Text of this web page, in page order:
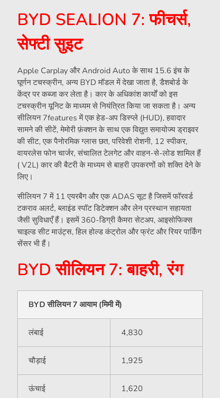
BYD SEALION 7: फीचर्स,
सेफ्टी सुइट
Apple Carplay और Android Auto के साथ 15.6 इंच के
घूर्णन टचस्क्रीन, अन्य BYD मॉडल में देखा जाता है, डैशबोर्ड के
केंद्र पर कब्जा कर लेता है। कार के अधिकांश कार्यों को इस
टचस्क्रीन यूनिट के माध्यम से नियंत्रित किया जा सकता है। अन्य
सीलियन 7features में एक हेड-अप डिस्प्ले (HUD), हवादार
सामने की सीटें, मेमोरी फ़ंक्शन के साथ एक विद्युत समायोज्य ड्राइवर
की सीट, एक पैनोरमिक ग्लास छत, परिवेशी रोशनी, 12 स्पीकर,
वायरलेस फोन चार्जर, संचालित टेलगेट और वाहन-से-लोड शामिल हैं
( V2L) कार की बैटरी के माध्यम से बाहरी उपकरणों को शक्ति देने के
लिए।
सीलियन 7 में 11 एयरबैग और एक ADAS सूट है जिसमें फॉरवर्ड
टकराव अलर्ट, ब्लाइंड स्पॉट डिटेक्शन और लेन प्रस्थान सहायता
जैसी सुविधाएँ हैं। इसमें 360-डिग्री कैमरा सेटअप, आइसोफिक्स
चाइल्ड सीट माउंट्स, हिल होल्ड कंट्रोल और फ्रंट और रियर पार्किंग
सेंसर भी हैं।
BYD सीलियन 7: बाहरी, रंग
BYD सीलियन 7 आयाम (मिमी में)
लंबाई 4,830
चौड़ाई 1,925
ऊंचाई 1,620